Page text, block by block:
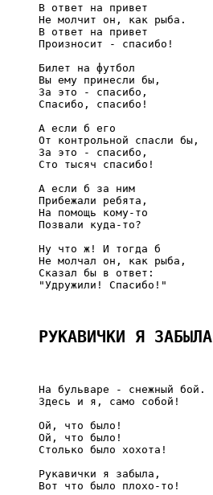
     В ответ на привет
     Не молчит он, как рыба.
     В ответ на привет
     Произносит - спасибо!
     Билет на футбол
     Вы ему принесли бы,
     За это - спасибо,
     Спасибо, спасибо!
     А если б его
     От контрольной спасли бы,
     За это - спасибо,
     Сто тысяч спасибо!
     А если б за ним
     Прибежали ребята,
     На помощь кому-то
     Позвали куда-то?
     Ну что ж! И тогда б
     Не молчал он, как рыба,
     Сказал бы в ответ:
     "Удружили! Спасибо!"
РУКАВИЧКИ Я ЗАБЫЛА
     На бульваре - снежный бой.
     Здесь и я, само собой!
     Ой, что было!
     Ой, что было!
     Столько было хохота!
     Рукавички я забыла,
     Вот что было плохо-то!